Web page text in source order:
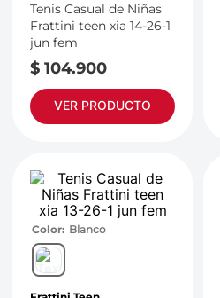
Tenis Casual de Niñas
Frattini teen xia 14-26-1
jun fem
$ 104.900
VER PRODUCTO
Color Blanco